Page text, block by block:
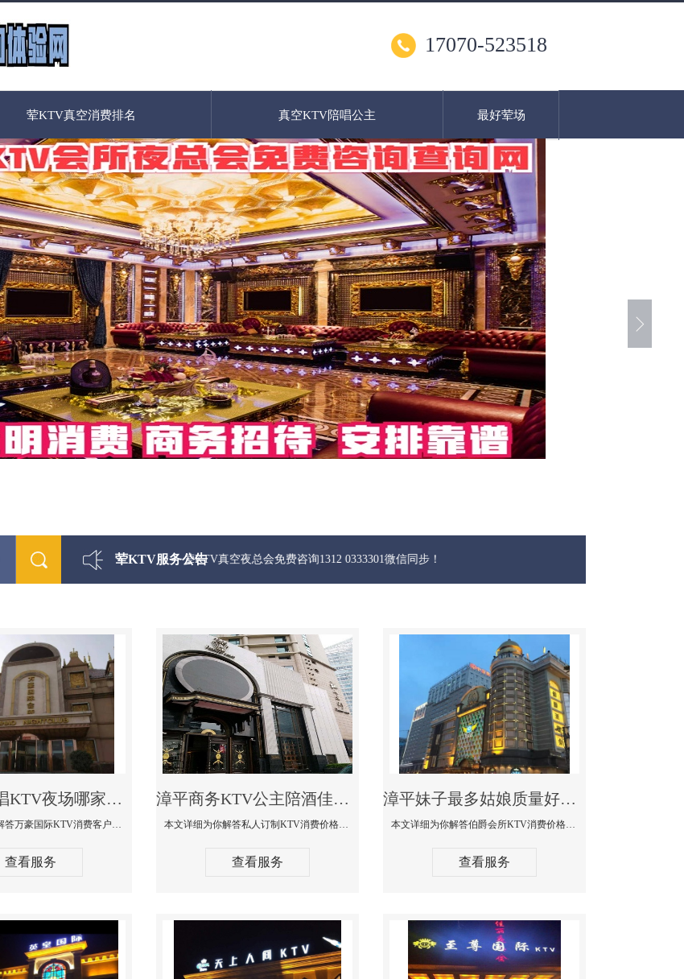
17070-523518
荤KTV真空消费排名 真空KTV陪唱公主 最好荤场
荤KTV服务公告
最新荤KTV真空夜总会免费咨询1312 0333301微信同步！
漳平摸摸唱KTV夜场哪家好玩开放-万豪国际KTV消费客户点评
本文详细为你解答万豪国际KTV消费客户点评，更多关于摸摸唱KTV夜场哪家好玩开放咨询1312 0333301微信同步！
查看服务
漳平商务KTV公主陪酒佳丽漂亮哪家多-私人订制KTV消费价格口碑点评
本文详细为你解答私人订制KTV消费价格口碑点评，更多关于商务KTV公主陪酒佳丽漂亮哪家多免费咨询1312 0333301微信同步！
查看服务
漳平妹子最多姑娘质量好的真空夜总会KTV-伯爵会所KTV消费点评
本文详细为你解答伯爵会所KTV消费价格点评，更多关于妹子最多姑娘质量好的真空夜总会KTV免费咨询1312 0333301微信同步！
查看服务